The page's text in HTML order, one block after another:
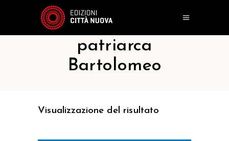
patriarca
Bartolomeo
Visualizzazione del risultato